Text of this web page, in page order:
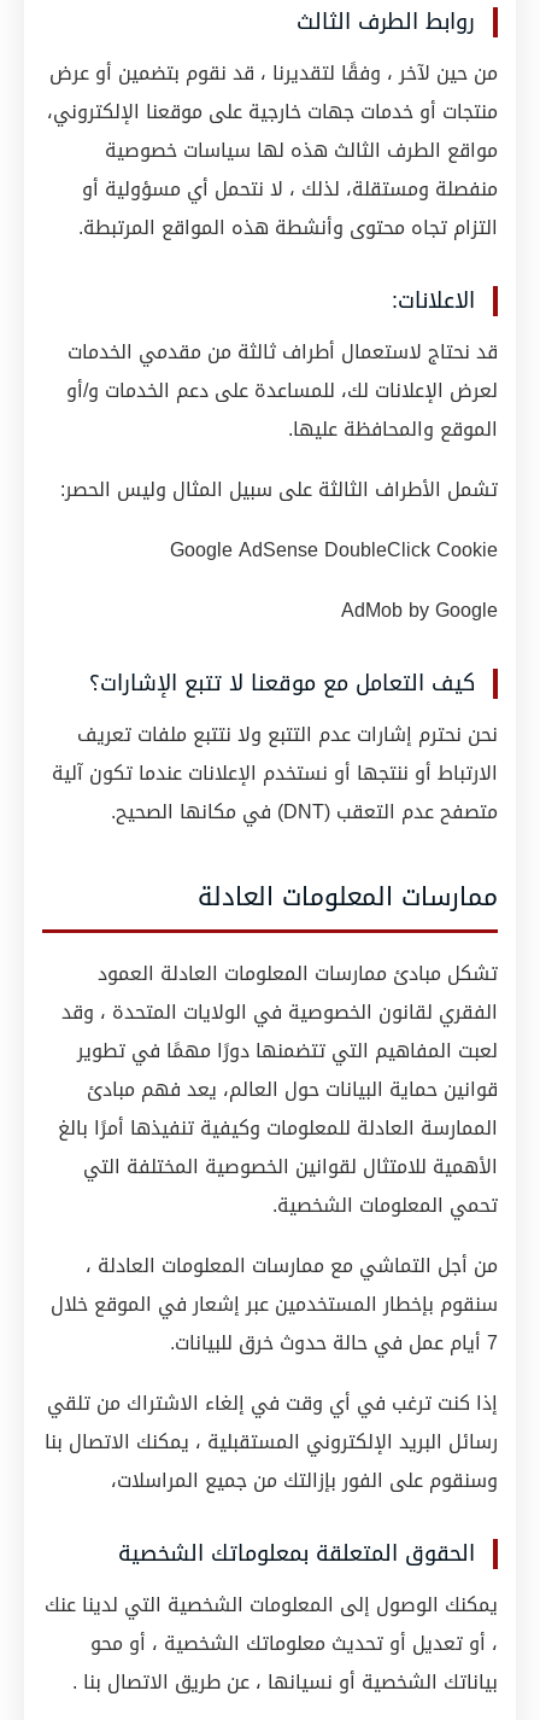
روابط الطرف الثالث
من حين لآخر ، وفقًا لتقديرنا ، قد نقوم بتضمين أو عرض
منتجات أو خدمات جهات خارجية على موقعنا الإلكتروني،
مواقع الطرف الثالث هذه لها سياسات خصوصية
منفصلة ومستقلة، لذلك ، لا نتحمل أي مسؤولية أو
التزام تجاه محتوى وأنشطة هذه المواقع المرتبطة.
الاعلانات:
قد نحتاج لاستعمال أطراف ثالثة من مقدمي الخدمات
لعرض الإعلانات لك، للمساعدة على دعم الخدمات و/أو
الموقع والمحافظة عليها.
تشمل الأطراف الثالثة على سبيل المثال وليس الحصر:
Google AdSense DoubleClick Cookie
AdMob by Google
كيف التعامل مع موقعنا لا تتبع الإشارات؟
نحن نحترم إشارات عدم التتبع ولا نتتبع ملفات تعريف
الارتباط أو ننتجها أو نستخدم الإعلانات عندما تكون آلية
متصفح عدم التعقب (DNT) في مكانها الصحيح.
ممارسات المعلومات العادلة
تشكل مبادئ ممارسات المعلومات العادلة العمود
الفقري لقانون الخصوصية في الولايات المتحدة ، وقد
لعبت المفاهيم التي تتضمنها دورًا مهمًا في تطوير
قوانين حماية البيانات حول العالم، يعد فهم مبادئ
الممارسة العادلة للمعلومات وكيفية تنفيذها أمرًا بالغ
الأهمية للامتثال لقوانين الخصوصية المختلفة التي
تحمي المعلومات الشخصية.
من أجل التماشي مع ممارسات المعلومات العادلة ،
سنقوم بإخطار المستخدمين عبر إشعار في الموقع خلال
7 أيام عمل في حالة حدوث خرق للبيانات.
إذا كنت ترغب في أي وقت في إلغاء الاشتراك من تلقي
رسائل البريد الإلكتروني المستقبلية ، يمكنك الاتصال بنا
وسنقوم على الفور بإزالتك من جميع المراسلات،
الحقوق المتعلقة بمعلوماتك الشخصية
يمكنك الوصول إلى المعلومات الشخصية التي لدينا عنك
، أو تعديل أو تحديث معلوماتك الشخصية ، أو محو
بياناتك الشخصية أو نسيانها ، عن طريق الاتصال بنا .